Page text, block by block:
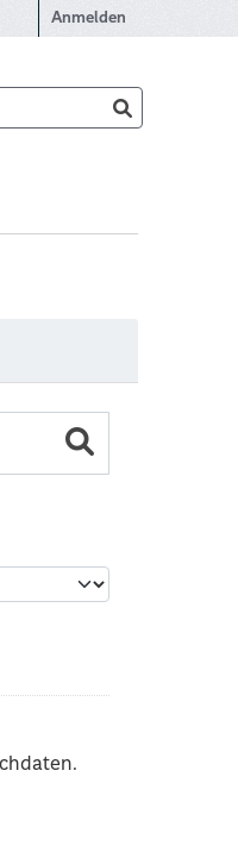
Anmelden